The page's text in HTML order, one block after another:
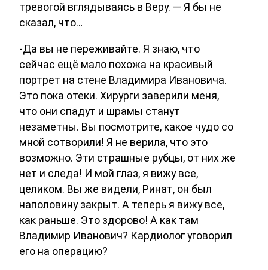
тревогой вглядываясь в Веру. — Я бы не
сказал, что…
-Да вы не переживайте. Я знаю, что
сейчас ещё мало похожа на красивый
портрет на стене Владимира Ивановича.
Это пока отеки. Хирурги заверили меня,
что они спадут и шрамы станут
незаметны. Вы посмотрите, какое чудо со
мной сотворили! Я не верила, что это
возможно. Эти страшные рубцы, от них же
нет и следа! И мой глаз, я вижу все,
целиком. Вы же видели, Ринат, он был
наполовину закрыт. А теперь я вижу все,
как раньше. Это здорово! А как там
Владимир Иванович? Кардиолог уговорил
его на операцию?